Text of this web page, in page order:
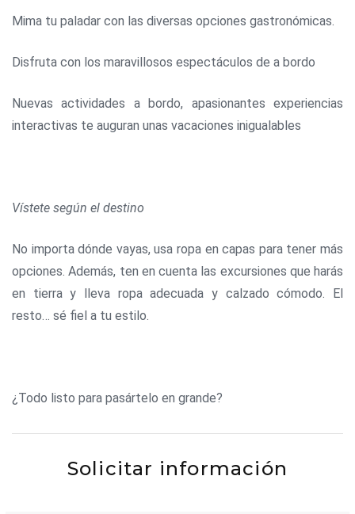
Mima tu paladar con las diversas opciones gastronómicas.
Disfruta con los maravillosos espectáculos de a bordo
Nuevas actividades a bordo, apasionantes experiencias
interactivas te auguran unas vacaciones inigualables
Vístete según el destino
No importa dónde vayas, usa ropa en capas para tener más
opciones. Además, ten en cuenta las excursiones que harás
en tierra y lleva ropa adecuada y calzado cómodo. El
resto… sé fiel a tu estilo.
¿Todo listo para pasártelo en grande?
Solicitar información